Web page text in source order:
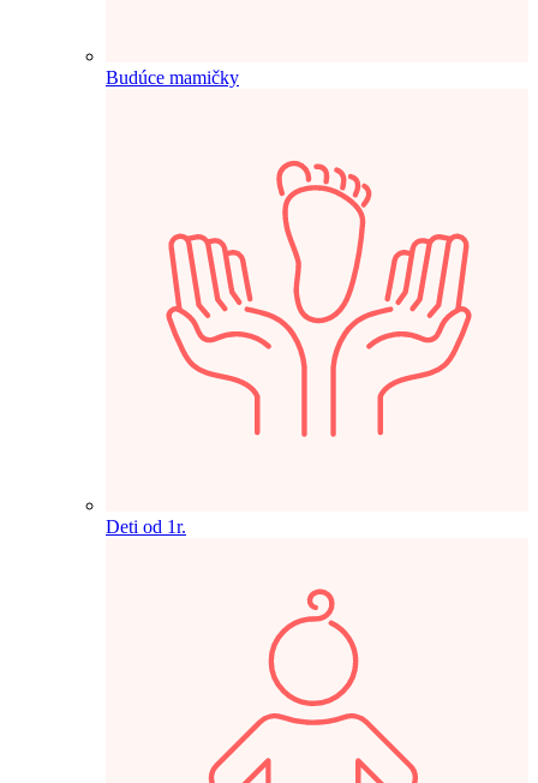
Budúce mamičky
Deti od 1r.